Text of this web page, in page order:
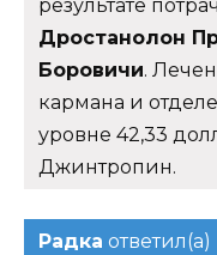
результате
Дростанолон
Боровичи.
кармана и
уровне 42,33
Джинтропин.
Радка ответил(а)